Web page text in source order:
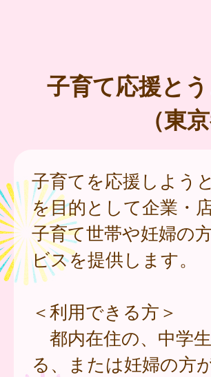
子育て応援と
（東
子育てを応援しよう
を目的として企業・
子育て世帯や妊婦の
ビスを提供します。
＜利用できる方＞
都内在住の、中学
る、または妊婦の方